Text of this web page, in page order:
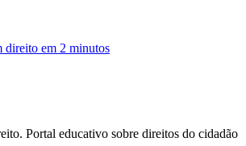
direito em 2 minutos
Portal educativo sobre direitos do cidadão